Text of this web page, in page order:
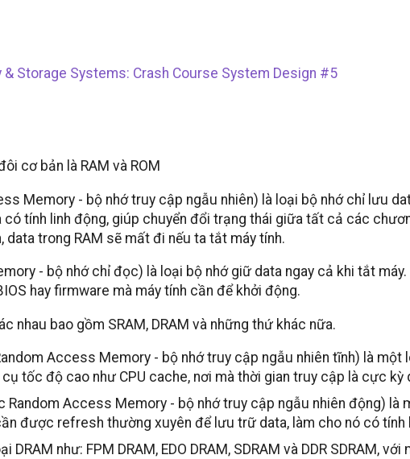
& Storage Systems: Crash Course System Design #5
cơ bản là RAM và ROM
Memory - bộ nhớ truy cập ngẫu nhiên) là loại bộ nhớ chỉ lưu
có tính linh động, giúp chuyển đổi trạng thái giữa tất cả các
data trong RAM sẽ mất đi nếu ta tắt máy tính.
- bộ nhớ chỉ đọc) là loại bộ nhớ giữ data ngay cả khi tắt
hay firmware mà máy tính cần để khởi động.
nhau bao gồm SRAM, DRAM và những thứ khác nữa.
Access Memory - bộ nhớ truy cập ngẫu nhiên tĩnh) là một
tốc độ cao như CPU cache, nơi mà thời gian truy cập là cực kỳ
Random Access Memory - bộ nhớ truy cập ngẫu nhiên động) là
được refresh thường xuyên để lưu trữ data, làm cho nó có tính
DRAM như: FPM DRAM, EDO DRAM, SDRAM và DDR SDRAM,